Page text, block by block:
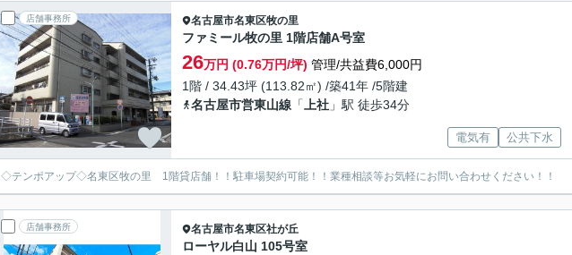
店舗事務所 名古屋市名東区牧の里
ファミール牧の里 1階店舗A号室
26万円 (0.76万円/坪) 管理/共益費6,000円
1階 / 34.43坪 (113.82㎡) /築41年 /5階建
名古屋市営東山線 「 上社 」駅 徒歩34分
電気有 公共下水
◇テンポアップ◇名東区牧の里 1階貸店舗！！駐車場契約可能！！業種相談等お気軽にお問い合わせください！！
店舗事務所 名古屋市名東区社が丘
ローヤル白山 105号室